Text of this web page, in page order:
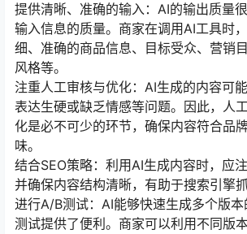
提供清晰、准确的输入：AI的输出质量
输入信息的质量。商家在调用AI工具时
细、准确的商品信息、目标受众、营销
风格等。
注重人工审核与优化：AI生成的内容可能
表达生硬或缺乏情感等问题。因此，人
化是必不可少的环节，确保内容符合品
味。
结合SEO策略：利用AI生成内容时，应
并确保内容结构清晰，有助于搜索引擎抓
进行A/B测试：AI能够快速生成多个版
测试提供了便利。商家可以利用不同版